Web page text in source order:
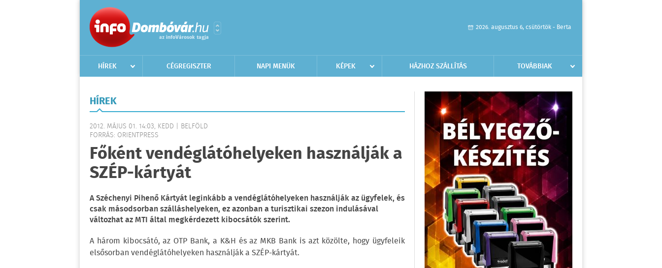
2026. augusztus 6, csütörtök - Berta
HÍREK CÉGREGISZTER NAPI MENÜK KÉPEK HÁZHOZ SZÁLLÍTÁS TOVÁBBIAK
HÍREK
2012. MÁJUS 01. 14:03, KEDD | BELFÖLD
FORRÁS: ORIENTPRESS
Főként vendéglátóhelyeken használják a
SZÉP-kártyát
A Széchenyi Pihenő Kártyát leginkább a vendéglátóhelyeken használják az ügyfelek, és
csak másodsorban szálláshelyeken, ez azonban a turisztikai szezon indulásával
változhat az MTI által megkérdezett kibocsátók szerint.
A három kibocsátó, az OTP Bank, a K&H és az MKB Bank is azt közölte, hogy ügyfeleik
elsősorban vendéglátóhelyeken használják a SZÉP-kártyát.